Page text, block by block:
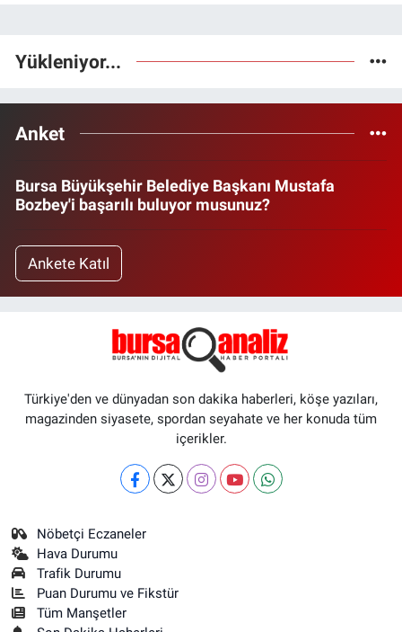
Yükleniyor...
Anket
Bursa Büyükşehir Belediye Başkanı Mustafa
Bozbey'i başarılı buluyor musunuz?
Ankete Katıl
Türkiye'den ve dünyadan son dakika haberleri, köşe yazıları,
magazinden siyasete, spordan seyahate ve her konuda tüm
içerikler.
Nöbetçi Eczaneler
Hava Durumu
Trafik Durumu
Puan Durumu ve Fikstür
Tüm Manşetler